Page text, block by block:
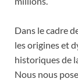
Dans le cadre
les origines et
historiques de
Nous nous